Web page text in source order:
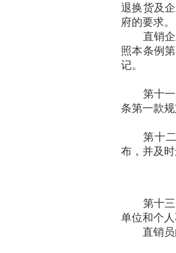
退换货及
府的要求。
直销企业
照本条例
记。
第十一
条第一款
第十二
布，并及
第十三
单位和个
直销员的